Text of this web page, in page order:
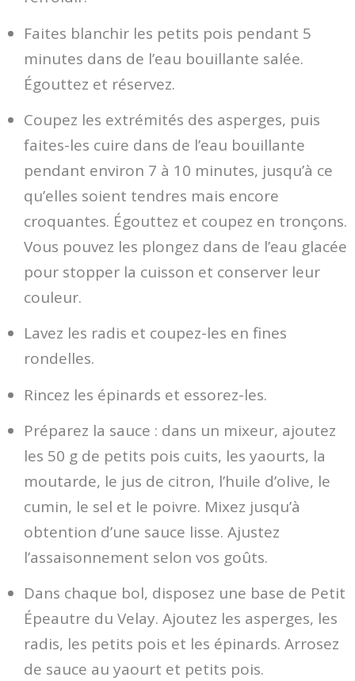
Faites blanchir les petits pois pendant 5
minutes dans de l’eau bouillante salée.
Égouttez et réservez.
Coupez les extrémités des asperges, puis
faites-les cuire dans de l’eau bouillante
pendant environ 7 à 10 minutes, jusqu’à ce
qu’elles soient tendres mais encore
croquantes. Égouttez et coupez en tronçons.
Vous pouvez les plongez dans de l’eau glacée
pour stopper la cuisson et conserver leur
couleur.
Lavez les radis et coupez-les en fines
rondelles.
Rincez les épinards et essorez-les.
Préparez la sauce : dans un mixeur, ajoutez
les 50 g de petits pois cuits, les yaourts, la
moutarde, le jus de citron, l’huile d’olive, le
cumin, le sel et le poivre. Mixez jusqu’à
obtention d’une sauce lisse. Ajustez
l’assaisonnement selon vos goûts.
Dans chaque bol, disposez une base de Petit
Épeautre du Velay. Ajoutez les asperges, les
radis, les petits pois et les épinards. Arrosez
de sauce au yaourt et petits pois.